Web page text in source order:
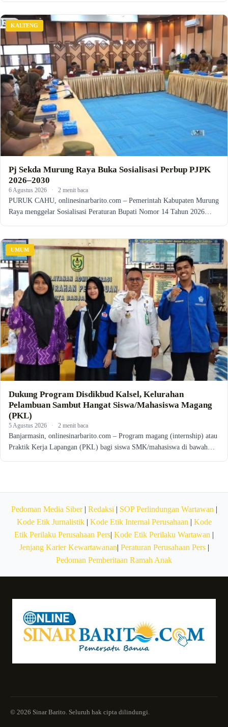
KALTENG
Pj Sekda Murung Raya Buka Sosialisasi Perbup PJPK
2026–2030
6 Agustus 2026 · 2 menit baca
PURUK CAHU, onlinesinarbarito.com – Pemerintah Kabupaten Murung
Raya menggelar Sosialisasi Peraturan Bupati Nomor 14 Tahun 2026…
UMUM
Dukung Program Disdikbud Kalsel, Kelurahan
Pelambuan Sambut Hangat Siswa/Mahasiswa Magang
(PKL)
5 Agustus 2026 · 2 menit baca
Banjarmasin, onlinesinarbarito.com – Program magang (internship) atau
Praktik Kerja Lapangan (PKL) bagi siswa SMK/mahasiswa di bawah…
Pedoman Media Siber| Redaksi | SOP Perlindungan Wartawan |
Kode Etik Jurnalistik| Kode Etik Internal Perusahaan | Kode
Etik Perilaku Perusahaan Pers| Kode Etik Perilaku Wartawan |
Jenjang Karier Kewartawanan| Peraturan Perusahaan Pers|
Pedoman Pemberitaan Ramah Anak
© 2026 Sinar Barito. Seluruh hak cipta dilindungi.